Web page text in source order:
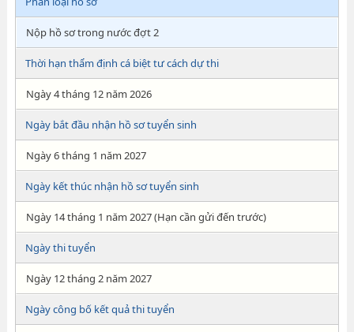
Nộp hồ sơ trong nước đợt 2
Thời hạn thẩm định cá biệt tư cách dự thi
Ngày 4 tháng 12 năm 2026
Ngày bắt đầu nhận hồ sơ tuyển sinh
Ngày 6 tháng 1 năm 2027
Ngày kết thúc nhận hồ sơ tuyển sinh
Ngày 14 tháng 1 năm 2027 (Hạn cần gửi đến trước)
Ngày thi tuyển
Ngày 12 tháng 2 năm 2027
Ngày công bố kết quả thi tuyển